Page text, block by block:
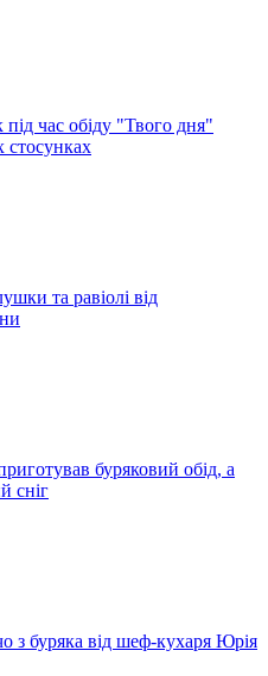
час обіду "Твого дня"
стосунках
та равіолі від
буряковий обід, а
сніг
з буряка від шеф-кухаря Юрія